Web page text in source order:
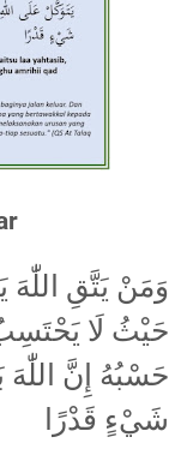
وَمَنْ يَتَّقِ
حَيْثُ لَا
حَسْبُهُ إِنَّ اللّٰهَ
شَيْءٍ قَدْرًا